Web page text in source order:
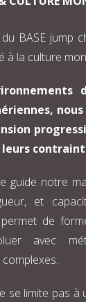
du BASE jump
à la culture
guide notre
et
de
avec
se limite pas à